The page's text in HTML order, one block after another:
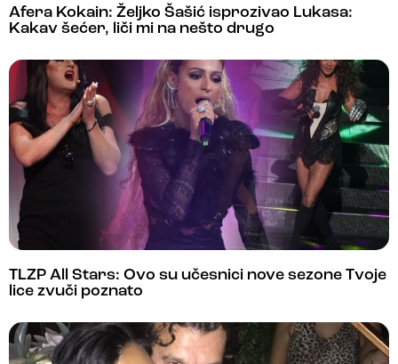
Afera Kokain: Željko Šašić isprozivao Lukasa:
Kakav šećer, liči mi na nešto drugo
TLZP All Stars: Ovo su učesnici nove sezone Tvoje
lice zvuči poznato